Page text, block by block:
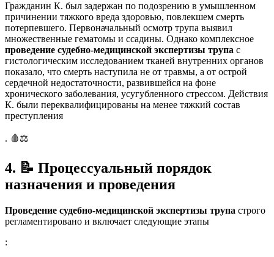
Гражданин К. был задержан по подозрению в умышленном
причинении тяжкого вреда здоровью, повлекшем смерть
потерпевшего. Первоначальный осмотр трупа выявил
множественные гематомы и ссадины. Однако комплексное
проведение судебно-медицинской экспертизы трупа с
гистологическим исследованием тканей внутренних органов
показало, что смерть наступила не от травмы, а от острой
сердечной недостаточности, развившейся на фоне
хронического заболевания, усугубленного стрессом. Действия
К. были переквалифицированы на менее тяжкий состав
преступления
. 🩸⚖️
4. 📝 Процессуальный порядок
назначения и проведения
Проведение судебно-медицинской экспертизы трупа строго
регламентировано и включает следующие этапы
: